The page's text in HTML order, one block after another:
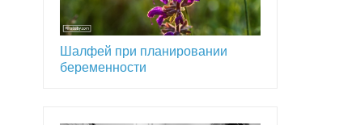
Шалфей при планировании
беременности